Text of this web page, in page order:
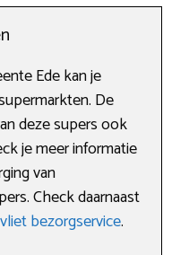
Ede kan je
De
deze supers ook
je meer informatie
van
Check daarnaast
bezorgservice.